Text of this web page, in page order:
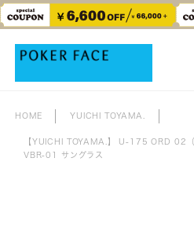
HOME YUICHI TOYAMA.
【YUICHI TOYAMA.】 U-175 ORD 02
VBR-01 サングラス